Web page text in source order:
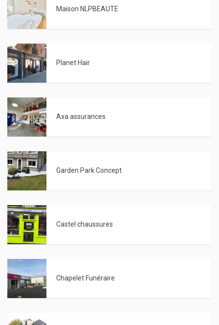
Maison NLPBEAUTE
Planet Hair
Axa assurances
Garden Park Concept
Castel chaussures
Chapelet Funéraire